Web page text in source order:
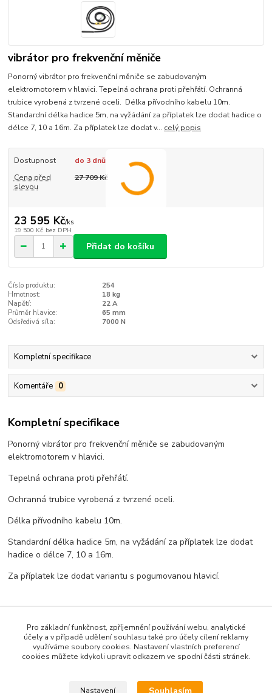
vibrátor pro frekvenční měniče
Ponorný vibrátor pro frekvenční měniče se zabudovaným
elektromotorem v hlavici. Tepelná ochrana proti přehřátí. Ochranná
trubice vyrobená z tvrzené oceli. Délka přívodního kabelu 10m.
Standardní délka hadice 5m, na vyžádání za příplatek lze dodat hadice o
délce 7, 10 a 16m. Za příplatek lze dodat v... celý popis
Dostupnost
do 3 dnů
Cena před
slevou
27 709 Kč
23 595 Kč/ks
19 500 Kč bez DPH
Přidat do košíku
Číslo produktu:
254
Hmotnost:
18 kg
Napětí:
22 A
Průměr hlavice:
65 mm
Odsředivá síla:
7000 N
Kompletní specifikace
Komentáře 0
Kompletní specifikace
Ponorný vibrátor pro frekvenční měniče se zabudovaným
elektromotorem v hlavici.
Tepelná ochrana proti přehřátí.
Ochranná trubice vyrobená z tvrzené oceli.
Délka přívodního kabelu 10m.
Standardní délka hadice 5m, na vyžádání za příplatek lze dodat
hadice o délce 7, 10 a 16m.
Za příplatek lze dodat variantu s pogumovanou hlavicí.
Zboží zařazeno v kategoriích
Pro základní funkčnost, zpříjemnění používání webu, analytické
účely a v případě udělení souhlasu také pro účely cílení reklamy
využíváme soubory cookies. Nastavení vlastních preferencí
cookies můžete kdykoli upravit odkazem ve spodní části stránek.
Nastavení